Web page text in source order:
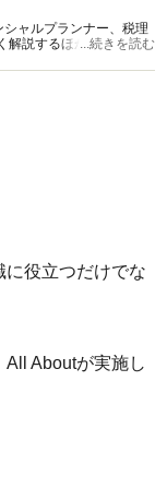
ャルプランナー、税理
解説するほか、マネー最
...続きを読む
役立つだけでな
Aboutが実施し